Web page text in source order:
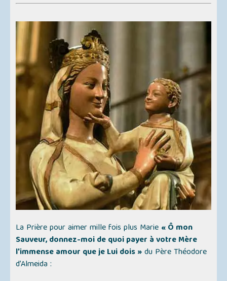
La Prière pour aimer mille fois plus Marie « Ô mon
Sauveur, donnez-moi de quoi payer à votre Mère
l'immense amour que je Lui dois »du Père Théodore
d’Almeida :